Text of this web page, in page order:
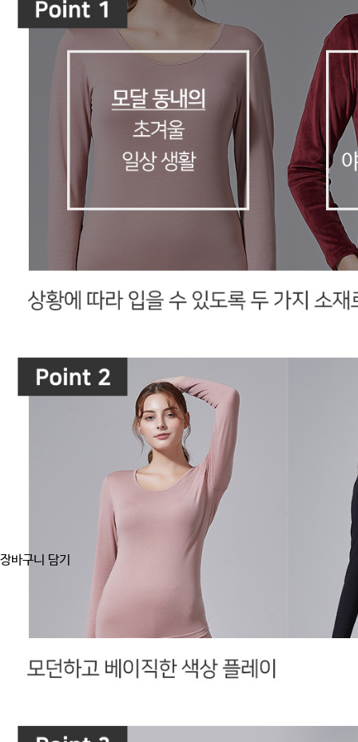
장바구니 담기